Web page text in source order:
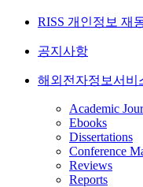
RISS 개인정보 재
공지사항
해외전자정보서비
Academic
Ebooks
Dissertations
Conference
Reviews
Reports